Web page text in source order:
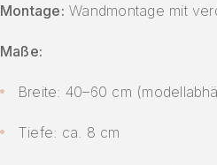
Montage: Wandmontage mit
Maße:
Breite: 40–60 cm
Tiefe: ca. 8 cm